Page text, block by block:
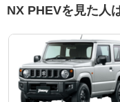
NX PHEVを見た人